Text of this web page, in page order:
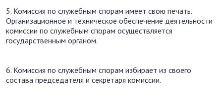
5. Комиссия по служебным спорам имеет свою печать.
Организационное и техническое обеспечение деятельности
комиссии по служебным спорам осуществляется
государственным органом.
6. Комиссия по служебным спорам избирает из своего
состава председателя и секретаря комиссии.